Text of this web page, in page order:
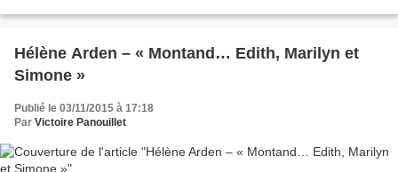
Hélène Arden – « Montand… Edith, Marilyn et
Simone »
Publié le 03/11/2015 à 17:18
Par Victoire Panouillet